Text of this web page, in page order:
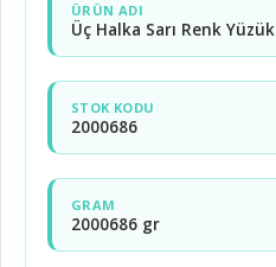
ÜRÜN ADI
Üç Halka Sarı Renk Yüzük
STOK KODU
2000686
GRAM
2000686 gr